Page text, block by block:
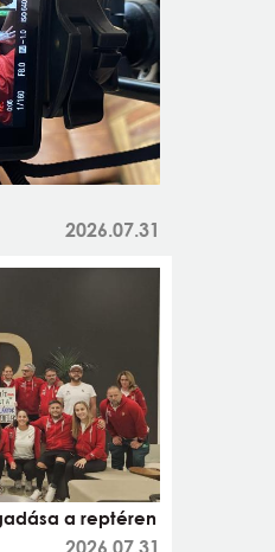
2026.07.31
a reptéren
2026.07.31